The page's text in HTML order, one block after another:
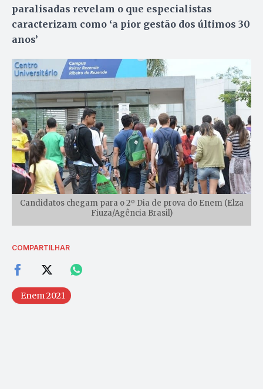
paralisadas revelam o que especialistas
caracterizam como ‘a pior gestão dos últimos 30
anos’
Candidatos chegam para o 2º Dia de prova do Enem (Elza
Fiuza/Agência Brasil)
COMPARTILHAR
Enem 2021